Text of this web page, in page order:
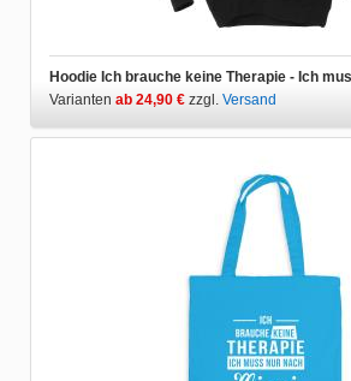
Hoodie Ich brauche keine Therapie - Ich
Varianten ab 24,90 € zzgl. Versand